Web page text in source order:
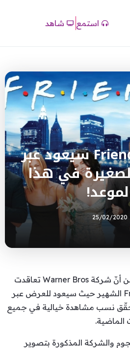
استمع شاهد
مسلسل Friends سيعود عبر
في هذا
25/02/2020
كشفت المواقع الغربية عن أنّ شركة Warner Bros تعاقدت
مع نجوم مسلسل Friends الشهير حيث سيعود للعرض عبر
نسب مشاهدة خيالية في جميع
الماضية.
والشركة المذكورة بتصوير